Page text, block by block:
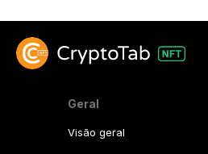
Geral
Visão geral